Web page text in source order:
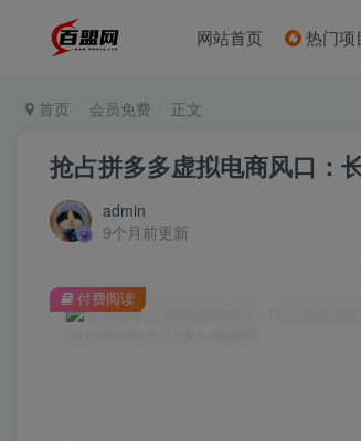
网站首页 热门项
首页 会员免费 正文
抢占拼多多虚拟电商风口：
admin
9个月前更新
付费阅读